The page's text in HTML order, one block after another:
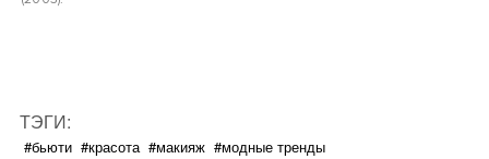
ТЭГИ:
#бьюти #красота #макияж #модные тренды